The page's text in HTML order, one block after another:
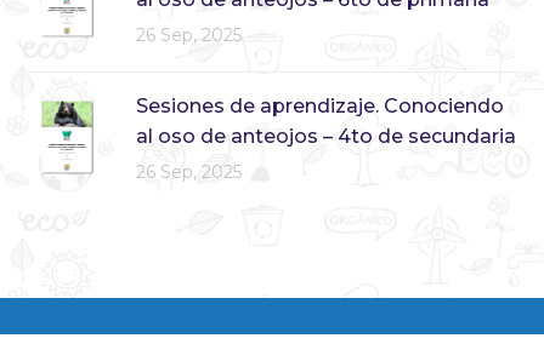
26 Sep, 2025
Sesiones de aprendizaje. Conociendo
al oso de anteojos – 4to de secundaria
26 Sep, 2025